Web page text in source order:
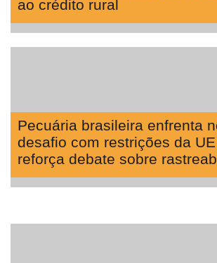
ao crédito rural
Pecuária brasileira enfrenta
desafio com restrições da
reforça debate sobre